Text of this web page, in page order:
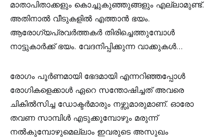
മാതാപിതാക്കളും കൊച്ചുകുഞ്ഞുങ്ങളും എല്ലാമുണ്ട്.
അതിനാല്‍ വീടുകളില്‍ എത്താന്‍ ഭയം.
ആരോഗ്യപ്രവര്‍ത്തകര്‍ തിരിച്ചെത്തുമ്പോള്‍
നാട്ടുകാര്‍ക്ക് ഭയം. വേദനിപ്പിക്കുന്ന വാക്കുകള്‍…
രോഗം പൂര്‍ണമായി ഭേദമായി എന്നറിഞ്ഞപ്പോള്‍
രോഗികളെക്കാള്‍ ഏറെ സന്തോഷിച്ചത് അവരെ
ചികില്‍സിച്ച ഡോക്ടര്‍മാരും നഴ്സുമാരുമാണ്. ഓരോ
തവണ സാമ്പിള്‍ എടുക്കുമ്പോഴും മരുന്ന്
നല്‍കുമ്പോഴുമെല്ലാം ഇവരുടെ അസുഖം